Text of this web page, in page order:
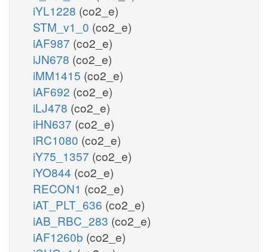
iYL1228 (co2_e)
STM_v1_0 (co2_e)
iAF987 (co2_e)
iJN678 (co2_e)
iMM1415 (co2_e)
iAF692 (co2_e)
iLJ478 (co2_e)
iHN637 (co2_e)
iRC1080 (co2_e)
iY75_1357 (co2_e)
iYO844 (co2_e)
RECON1 (co2_e)
iAT_PLT_636 (co2_e)
iAB_RBC_283 (co2_e)
iAF1260b (co2_e)